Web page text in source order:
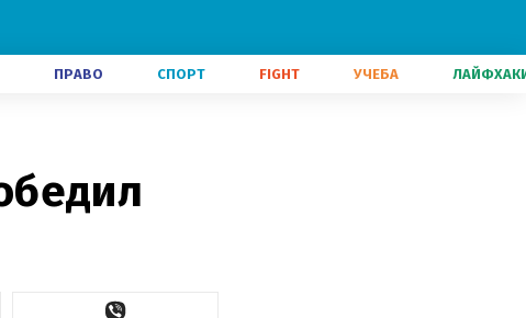
ПРАВО СПОРТ FIGHT УЧЕБА